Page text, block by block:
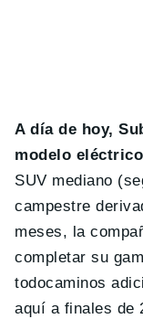
A día de hoy,
modelo
SUV mediano
campestre
meses, la
completar su
todocaminos
aquí a finales de